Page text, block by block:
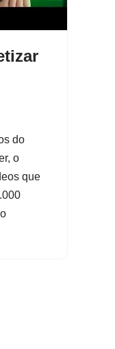
do
o
que